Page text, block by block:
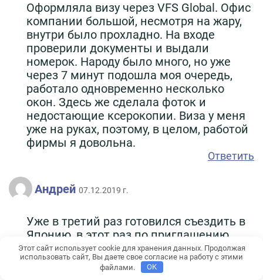
Оформляла визу через VFS Global. Офис
компании большой, несмотря на жару,
внутри было прохладно. На входе
проверили документы и выдали
номерок. Народу было много, но уже
через 7 минут подошла моя очередь,
работало одновременно несколько
окон. Здесь же сделала фоток и
недостающие ксерокопии. Виза у меня
уже на руках, поэтому, в целом, работой
фирмы я довольна.
Ответить
Андрей 07.12.2019 г.
Уже в третий раз готовился съездить в
Японию, в этот раз по приглашению
друга. Очень хотел порисовать сакуру в
цвету. Вызвали на собеседование в
посольство, хотя раньше такого не
Этот сайт использует cookie для хранения данных. Продолжая
использовать сайт, Вы даете свое согласие на работу с этими
файлами.
OK